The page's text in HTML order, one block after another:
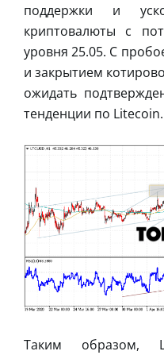
поддержки и
криптовалюты с
уровня 25.05. С
и закрытием
ожидать
тенденции по Litecoin.
Таким образом,